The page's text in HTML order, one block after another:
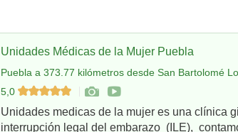
Unidades Médicas de la Mujer Puebla
Puebla a 373.77 kilómetros desde San Bartolomé
5,0
Unidades medicas de la mujer es una clínica
interrupción legal del embarazo (ILE),